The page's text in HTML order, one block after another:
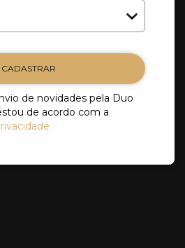
CADASTRAR
de novidades pela Duo
de acordo com a